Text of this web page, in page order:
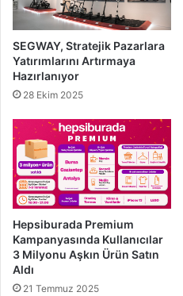
SEGWAY, Stratejik Pazarlara
Yatırımlarını Artırmaya
Hazırlanıyor
28 Ekim 2025
Hepsiburada Premium
Kampanyasında Kullanıcılar
3 Milyonu Aşkın Ürün Satın
Aldı
21 Temmuz 2025